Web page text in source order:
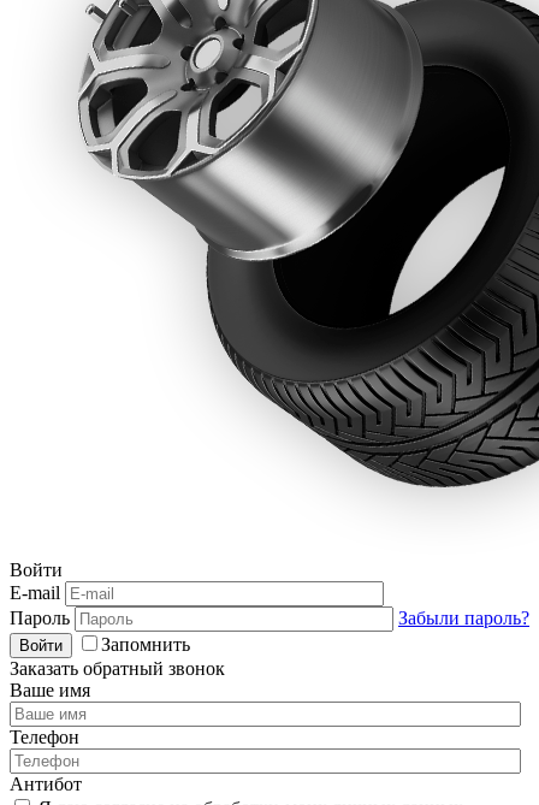
Войти
E-mail
Пароль
Забыли пароль?
Войти
Запомнить
Заказать обратный звонок
Ваше имя
Телефон
Антибот